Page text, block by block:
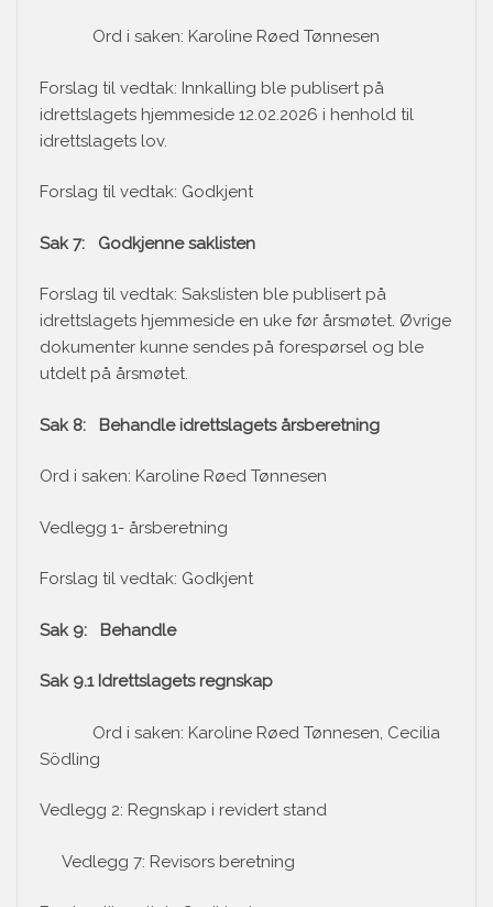
Ord i saken: Karoline Røed Tønnesen
Forslag til vedtak: Innkalling ble publisert på
idrettslagets hjemmeside 12.02.2026 i henhold til
idrettslagets lov.
Forslag til vedtak: Godkjent
Sak 7: Godkjenne saklisten
Forslag til vedtak: Sakslisten ble publisert på
idrettslagets hjemmeside en uke før årsmøtet. Øvrige
dokumenter kunne sendes på forespørsel og ble
utdelt på årsmøtet.
Sak 8: Behandle idrettslagets årsberetning
Ord i saken: Karoline Røed Tønnesen
Vedlegg 1- årsberetning
Forslag til vedtak: Godkjent
Sak 9: Behandle
Sak 9.1 Idrettslagets regnskap
Ord i saken: Karoline Røed Tønnesen, Cecilia
Södling
Vedlegg 2: Regnskap i revidert stand
Vedlegg 7: Revisors beretning